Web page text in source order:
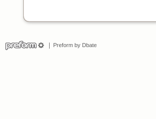
Preform by Dbate